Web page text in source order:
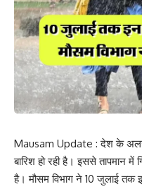
Mausam Update : देश के अलग
बारिश हो रही है। इससे
है। मौसम विभाग ने 10 जुलाई